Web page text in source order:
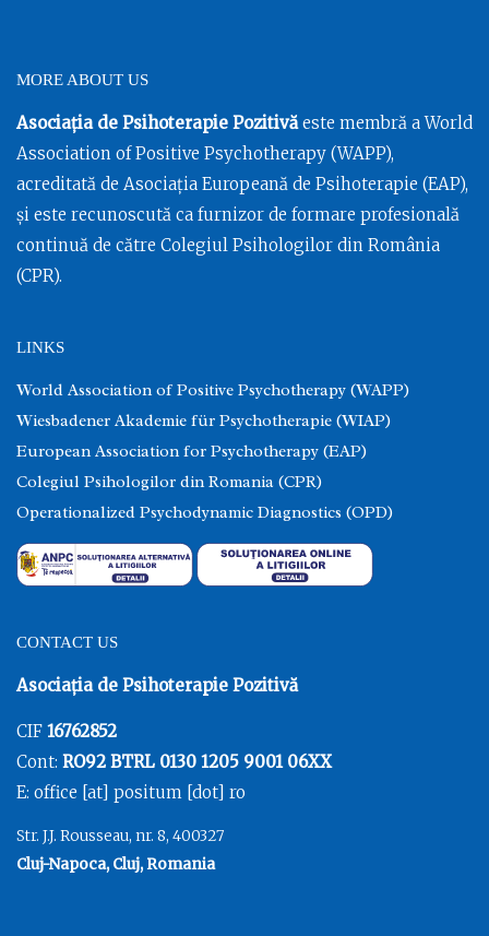
MORE ABOUT US
Asociația de Psihoterapie Pozitivăeste membră a World
Association of Positive Psychotherapy (WAPP),
acreditată de Asociația Europeană de Psihoterapie (EAP),
și este recunoscută ca furnizor de formare profesională
continuă de către Colegiul Psihologilor din România
(CPR).
LINKS
World Association of Positive Psychotherapy (WAPP)
Wiesbadener Akademie für Psychotherapie (WIAP)
European Association for Psychotherapy (EAP)
Colegiul Psihologilor din Romania (CPR)
Operationalized Psychodynamic Diagnostics (OPD)
CONTACT US
Asociația de Psihoterapie Pozitivă
CIF 16762852
Cont: RO92 BTRL 0130 1205 9001 06XX
E: office [at] positum [dot] ro
Str. J.J. Rousseau, nr. 8, 400327
Cluj-Napoca, Cluj, Romania